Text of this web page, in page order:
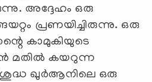
അദ്ദേഹം ഒരു
പ്രണയിച്ചിരുന്നു. ഒരു
കാമുകിയുടെ
മതിൽ കയറുന്ന
ഖുർആനിലെ ഒരു